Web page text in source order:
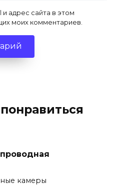
адрес сайта в этом
моих комментариев.
камеры